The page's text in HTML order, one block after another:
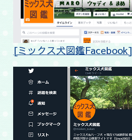
[ミックス犬図鑑Facebook]